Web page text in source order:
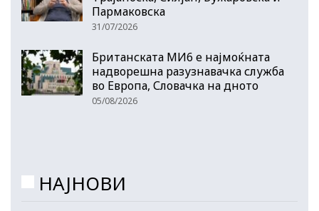
Пармаковска
31/07/2026
Британската МИ6 е најмоќната
надворешна разузнавачка служба
во Европа, Словачка на дното
05/08/2026
НАЈНОВИ